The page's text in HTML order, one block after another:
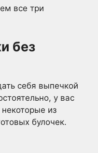
все три
без
себя выпечкой
у вас
из
булочек.